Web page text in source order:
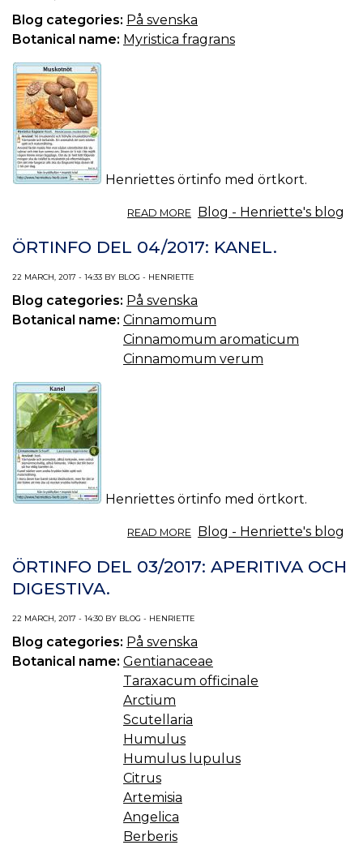
OCH
ÖRTSALVA.
Blog categories: På svenska
Botanical name: Myristica fragrans
Henriettes örtinfo med örtkort.
READ MORE ABOUT
DEL
05/2017:
MUSKOTNÖT.
Blog - Henriette's blog
ÖRTINFO DEL 04/2017: KANEL.
22 MARCH, 2017 - 14:33 BY BLOG - HENRIETTE
Blog categories: På svenska
Botanical name: Cinnamomum
Cinnamomum aromaticum
Cinnamomum verum
Henriettes örtinfo med örtkort.
READ MORE ABOUT
DEL
04/2017:
Blog - Henriette's blog
ÖRTINFO DEL 03/2017: APERITIVA OCH
DIGESTIVA.
22 MARCH, 2017 - 14:30 BY BLOG - HENRIETTE
Blog categories: På svenska
Botanical name: Gentianaceae
Taraxacum officinale
Arctium
Scutellaria
Humulus
Humulus lupulus
Citrus
Artemisia
Angelica
Berberis